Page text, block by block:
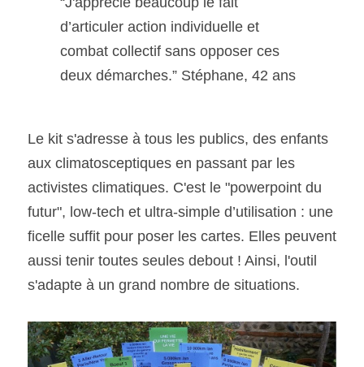
d’articuler action individuelle et
combat collectif sans opposer ces
deux démarches.” Stéphane, 42 ans
Le kit s'adresse à tous les publics, des enfants
aux climatosceptiques en passant par les
activistes climatiques. C'est le "powerpoint du
futur", low-tech et ultra-simple d’utilisation : une
ficelle suffit pour poser les cartes. Elles peuvent
aussi tenir toutes seules debout ! Ainsi, l'outil
s'adapte à un grand nombre de situations.